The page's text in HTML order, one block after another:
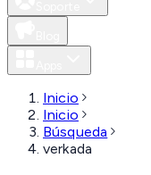
Inicio
Inicio
Búsqueda
verkada